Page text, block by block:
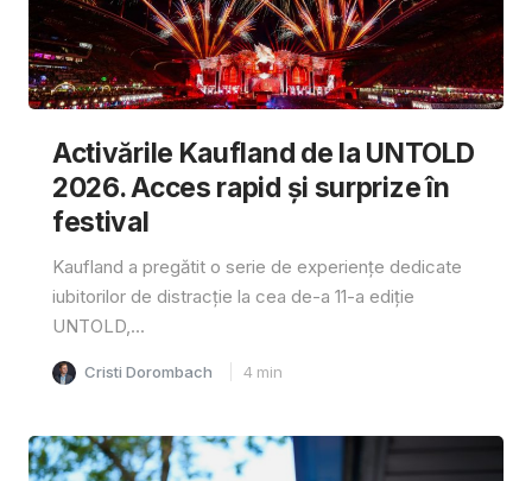
Activările Kaufland de la UNTOLD
2026. Acces rapid și surprize în
festival
Kaufland a pregătit o serie de experiențe dedicate
iubitorilor de distracție la cea de-a 11-a ediție
UNTOLD,...
Cristi Dorombach 4 min